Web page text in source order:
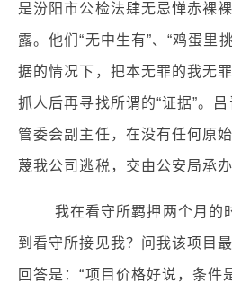
是汾阳市公检法肆无忌惮赤裸
露。他们“无中生有”、“鸡蛋里
据的情况下，把本无罪的我无
抓人后再寻找所谓的“证据”。
管委会副主任，在没有任何原
蔑我公司逃税，交由公安局承办
我在看守所羁押两个月的
到看守所接见我？问我该项目
回答是：“项目价格好说，条件